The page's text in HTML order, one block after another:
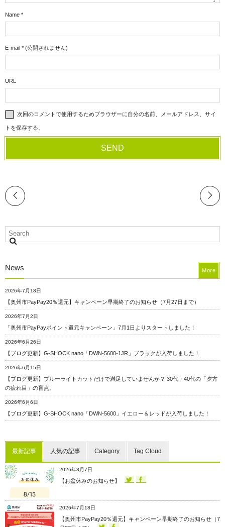
Name *
E-mail * (公開されません)
URL
次回のコメントで使用するためブラウザーに自分の名前、メールアドレス、サイ
トを保存する。
News
2026年7月18日
【奥州市PayPay20％還元】キャンペーン早期終了のお知らせ（7月27日まで）
2026年7月2日
「奥州市PayPayポイント還元キャンペーン」7月1日よりスタートしました！
2026年6月26日
【ブログ更新】G-SHOCK nano「DWN-5600-1JR」ブラックが入荷しました！
2026年6月15日
【ブログ更新】ブルーライトカットだけで満足していませんか？ 30代・40代の「夕方
の疲れ目」の盲点。
2026年6月6日
【ブログ更新】G-SHOCK nano「DWN-5600」イエロー＆レッドが入荷しました！
More
最新記事 人気の記事 Category Tag Cloud
2026年8月7日
【お盆休みのお知らせ】
2026年7月18日
【奥州市PayPay20％還元】キャンペーン早期終了のお知らせ（7